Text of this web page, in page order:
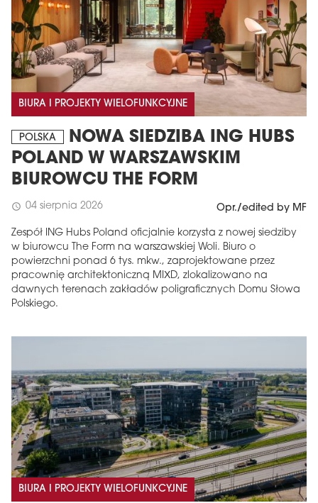
BIURA I PROJEKTY WIELOFUNKCYJNE
POLSKA
NOWA SIEDZIBA ING HUBS
POLAND W WARSZAWSKIM
BIUROWCU THE FORM
schedule 04 sierpnia 2026 Opr./edited by MF
Zespół ING Hubs Poland oficjalnie korzysta z nowej siedziby
w biurowcu The Form na warszawskiej Woli. Biuro o
powierzchni ponad 6 tys. mkw., zaprojektowane przez
pracownię architektoniczną MIXD, zlokalizowano na
dawnych terenach zakładów poligraficznych Domu Słowa
Polskiego.
BIURA I PROJEKTY WIELOFUNKCYJNE